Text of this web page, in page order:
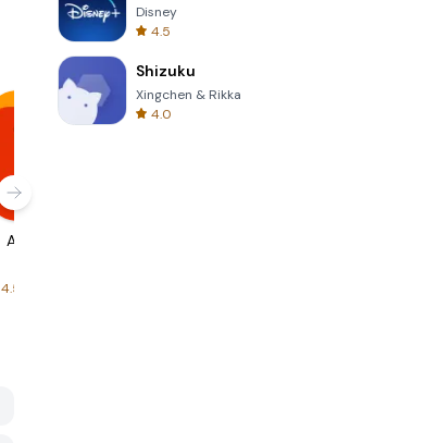
AliExpress
4.5
Disney
4.5
Shizuku
Xingchen & Rikka
4.0